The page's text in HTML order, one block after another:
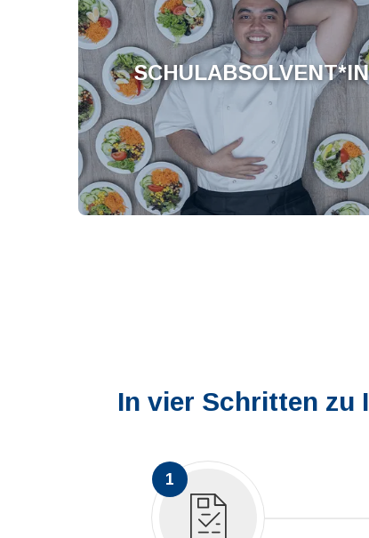
SCHULABSOLVENT*IN
In vier Schritten zu
1